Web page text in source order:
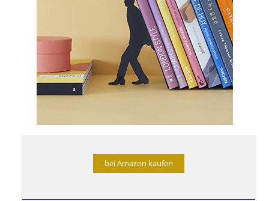
bei Amazon kaufen